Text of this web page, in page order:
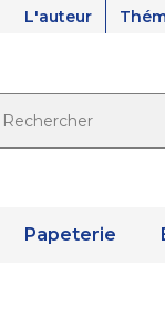
L'auteur
Papeterie